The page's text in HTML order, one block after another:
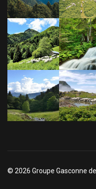
© 2026 Groupe Gasconne